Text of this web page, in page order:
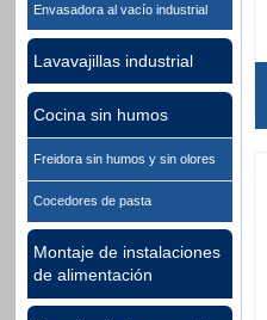
Envasadora al vacío industrial
Lavavajillas industrial
Cocina sin humos
Freidora sin humos y sin olores
Cocedores de pasta
Montaje de instalaciones
de alimentación